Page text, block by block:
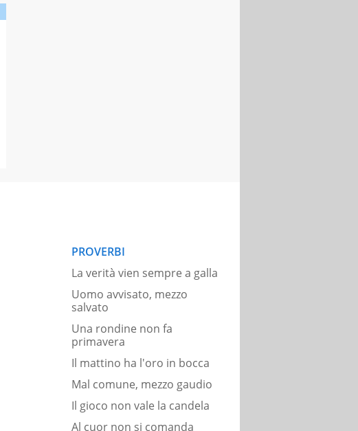
PROVERBI
La verità vien sempre a galla
Uomo avvisato, mezzo
salvato
Una rondine non fa
primavera
Il mattino ha l'oro in bocca
Mal comune, mezzo gaudio
Il gioco non vale la candela
Al cuor non si comanda